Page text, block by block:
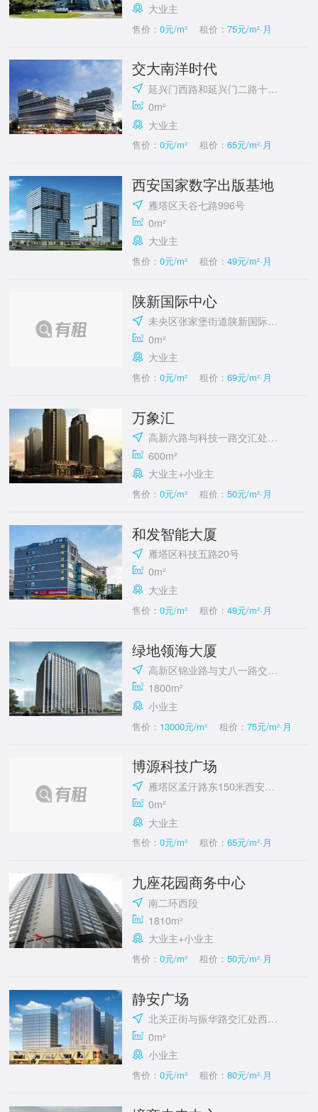
大业主
售价：0元/m² 租价： 75元/m²·月
交大南洋时代
延兴门西路和延兴门二路十字东北角
0m²
大业主
售价：0元/m² 租价： 65元/m²·月
西安国家数字出版基地
雁塔区天谷七路996号
0m²
大业主
售价：0元/m² 租价： 49元/m²·月
陕新国际中心
未央区张家堡街道陕新国际中心
0m²
大业主
售价：0元/m² 租价： 69元/m²·月
万象汇
高新六路与科技一路交汇处东南角
600m²
大业主+小业主
售价：0元/m² 租价： 50元/m²·月
和发智能大厦
雁塔区科技五路20号
0m²
大业主
售价：0元/m² 租价： 49元/m²·月
绿地领海大厦
高新区锦业路与丈八一路交汇处
1800m²
小业主
售价： 13000元/m² 租价： 75元/m²·月
博源科技广场
雁塔区孟汗路东150米西安交通大学国家大学科技园(雁翔路)附近
0m²
大业主
售价：0元/m² 租价： 65元/m²·月
九座花园商务中心
南二环西段
1810m²
大业主+小业主
售价：0元/m² 租价： 50元/m²·月
静安广场
北关正街与振华路交汇处西北角
0m²
小业主
售价：0元/m² 租价： 80元/m²·月